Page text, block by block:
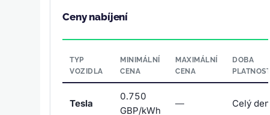
Ceny nabíjení
TYP
VOZIDLA
MINIMÁLNÍ
CENA
MAXIMÁLNÍ
CENA
DOBA
PLATNOSTI
Tesla
0.750
GBP/kWh
— Celý den